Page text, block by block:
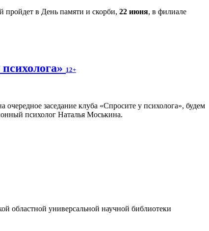
пройдет в День памяти и скорби, 22 июня, в филиале
12+
заседание клуба «Спросите у психолога», будем
психолог Наталья Моськина.
областной универсальной научной библиотеки